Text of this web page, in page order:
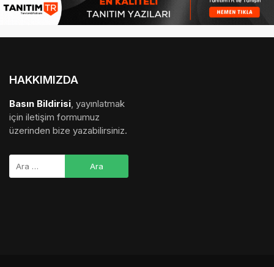
HAKKIMIZDA
Basın Bildirisi, yayınlatmak
için iletişim formumuz
üzerinden bize yazabilirsiniz.